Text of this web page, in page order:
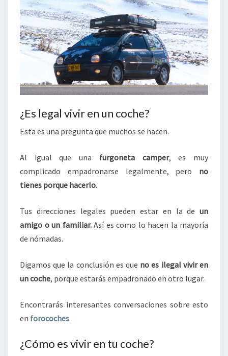
¿Es legal vivir en un coche?
Esta es una pregunta que muchos se hacen.
Al igual que una furgoneta camper, es muy
complicado empadronarse legalmente, pero no
tienes porque hacerlo.
Tus direcciones legales pueden estar en la de un
amigo o un familiar. Así es como lo hacen la mayoría
de nómadas.
Digamos que la conclusión es que no es ilegal vivir en
un coche, porque estarás empadronado en otro lugar.
Encontrarás interesantes conversaciones sobre esto
en forocoches.
¿Cómo es vivir en tu coche?